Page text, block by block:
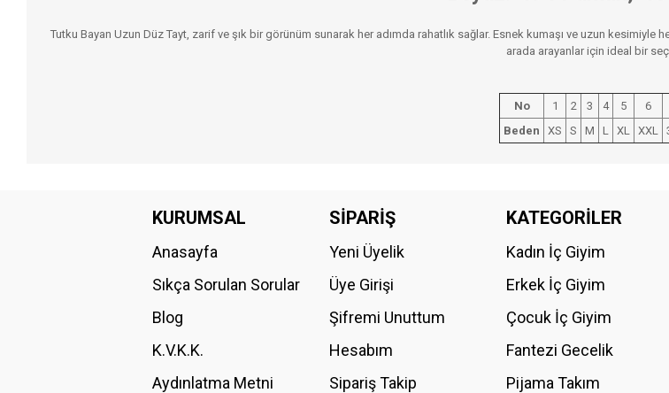
Tutku Bayan Uzun Düz Tayt, zarif ve şık bir görünüm sunarak her adımda rahatlık sağlar. Esnek kumaşı ve uzun
arada arayanlar için ideal bir
No 1 2 3 4 5 6
Beden
XS S M L XL XXL
Bu ürüne ilk yorumu siz yapın!
Ürün resmi kalitesiz, bozuk veya görüntülenemiyor.
Ürün fiyatı diğer sitelerden daha pahalı.
Bu ürüne benzer farklı alternatifler olmalı.
KURUMSAL
Anasayfa
Sıkça Sorulan Sorular
Blog
K.V.K.K.
Aydınlatma Metni
SİPARİŞ
Yeni Üyelik
Üye Girişi
Şifremi Unuttum
Hesabım
Sipariş Takip
KATEGORİLER
Kadın İç Giyim
Erkek İç Giyim
Çocuk İç Giyim
Fantezi Gecelik
Pijama Takım